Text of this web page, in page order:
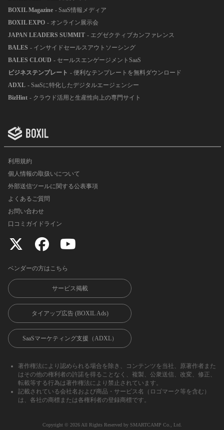
BOXIL Magazine - SaaS情報メディア
BOXIL EXPO - オンライン展示会
JAPAN LEADERS SUMMIT - エグゼクティブカンファレンス
BALES - インサイドセールスアウトソーシング
BALES CLOUD - セールスエンゲージメントSaaS
ビジネステンプレート - 便利なテンプレートを無料ダウンロード
ADXL - SaaSに特化したデジタルエージェンシー
BizHint - クラウド活用と生産性向上の専門サイト
利用規約
個人情報の取扱いについて
外部送信ツールに関する公表事項
よくあるご質問
お問い合わせ
口コミガイドライン
ベンダーの方はこちら
サービス掲載
タイアップ広告 (BOXIL Ads)
SaaSマーケティング支援（ADXL）
著作権法により認められる場合を除き、コンテンツを当社、原著作者また
はその他の権利者の許諾を得ることなく、複製、公衆送信、改変、修正、
転載等する行為は著作権法により禁止されています。
記載されている会社名および商品・サービス名（ロゴマーク等を含む）
は、各社の商標または各権利者の登録商標です。
Copyright ©︎ 2026 All Rights Reserved by SMARTCAMP Co., Ltd.